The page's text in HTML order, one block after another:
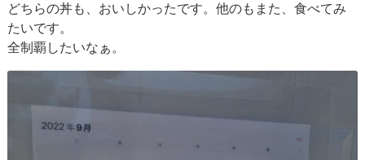
どちらの丼も、おいしかったです。他のもまた、食べてみ
たいです。
全制覇したいなぁ。